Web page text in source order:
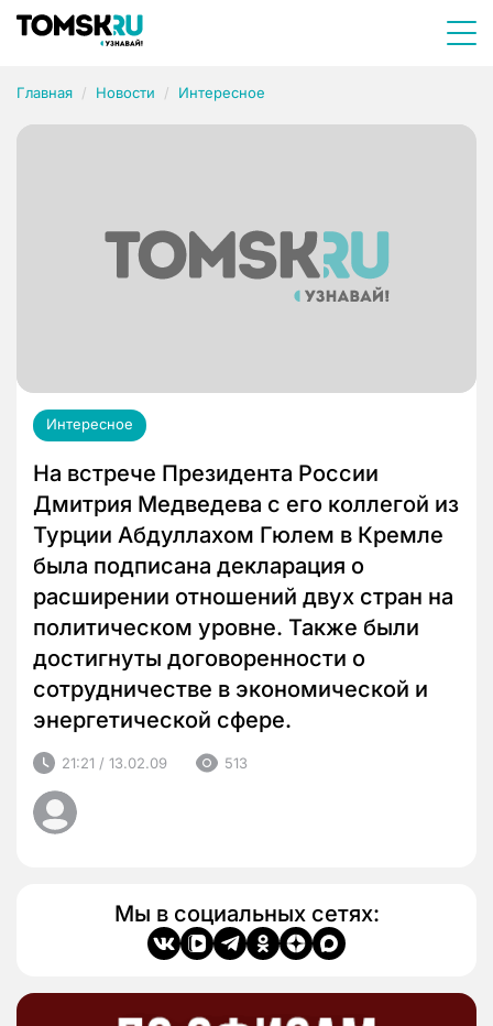
Главная Новости Интересное
Интересное
На встрече Президента России
Дмитрия Медведева с его коллегой из
Турции Абдуллахом Гюлем в Кремле
была подписана декларация о
расширении отношений двух стран на
политическом уровне. Также были
достигнуты договоренности о
сотрудничестве в экономической и
энергетической сфере.
21:21 / 13.02.09 513
Мы в социальных сетях: